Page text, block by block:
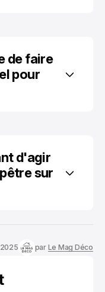
de faire
pour
d'agir
sur
par Le Mag Déco